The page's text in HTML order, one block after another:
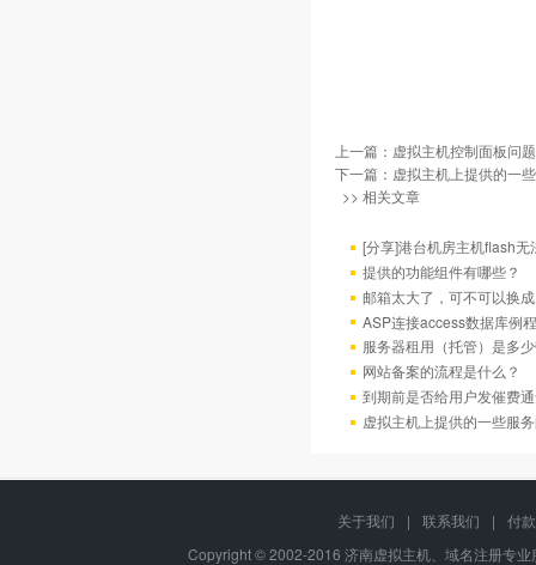
上一篇： 虚拟主机控制面板问题
下一篇： 虚拟主机上提供的一
>> 相关文章
[分享]港台机房主机flash
提供的功能组件有哪些？
邮箱太大了，可不可以换
ASP连接access数据库例程
服务器租用（托管）是多
网站备案的流程是什么？
到期前是否给用户发催费
虚拟主机上提供的一些服
关于我们 | 联系我们 |
付
Copyright © 2002-2016 济南虚拟主机、域名注册专